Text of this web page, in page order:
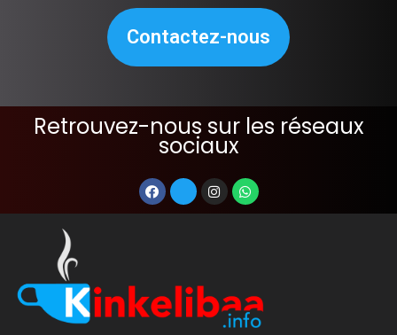
Contactez-nous
Retrouvez-nous sur les réseaux
sociaux